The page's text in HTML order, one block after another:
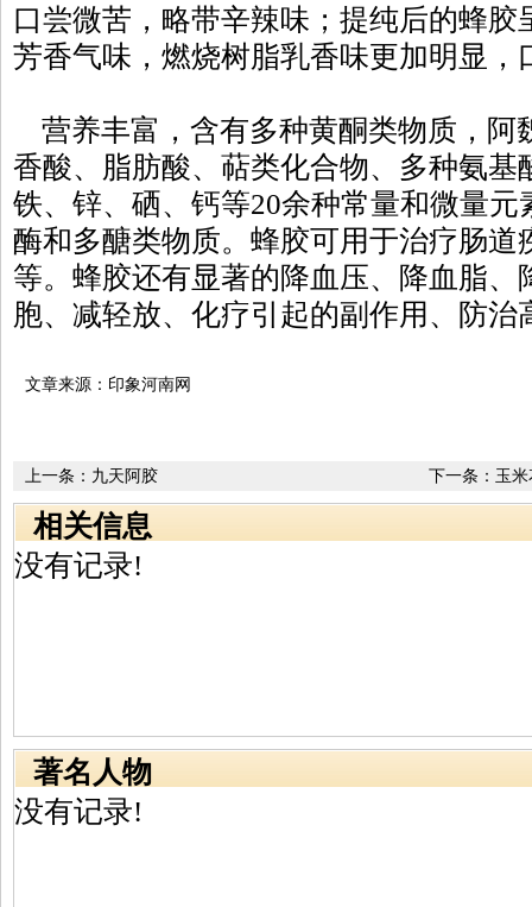
口尝微苦，略带辛辣味；提纯后的蜂
芳香气味，燃烧树脂乳香味更加明显，
营养丰富，含有多种黄酮类物质，阿
香酸、脂肪酸、萜类化合物、多种氨基
铁、锌、硒、钙等20余种常量和微量
酶和多醣类物质。蜂胶可用于治疗肠道
等。蜂胶还有显著的降血压、降血脂、
胞、减轻放、化疗引起的副作用、防
文章来源：印象河南网
下一条： 玉
上一条： 九天阿胶
相关信息
没有记录!
著名人物
没有记录!